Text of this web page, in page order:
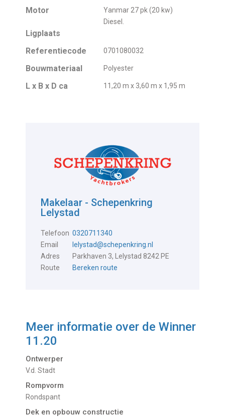
Motor
Yanmar 27 pk (20 kw)
Diesel.
Ligplaats
Referentiecode
0701080032
Bouwmateriaal Polyester
L x B x D ca 11,20 m x 3,60 m x 1,95 m
Makelaar - Schepenkring
Lelystad
Telefoon 0320711340
Email
lelystad@schepenkring.nl
Adres
Parkhaven 3, Lelystad 8242 PE
Route
Bereken route
Meer informatie over deWinner
11.20
Ontwerper
V.d. Stadt
Rompvorm
Rondspant
Dek en opbouw constructie